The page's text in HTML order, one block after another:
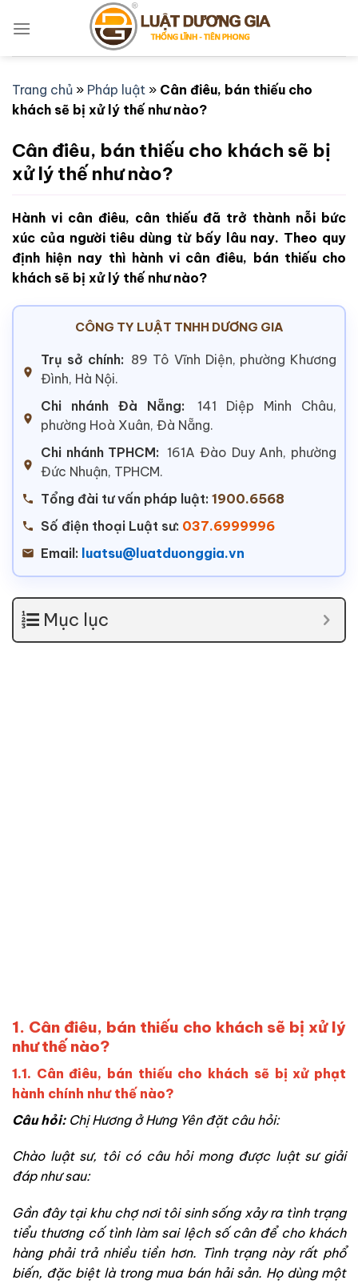
qua
Trang chủ » Pháp luật » Cân điêu, bán thiếu cho
khách sẽ bị xử lý thế như nào?
Cân điêu, bán thiếu cho khách sẽ bị
xử lý thế như nào?
Hành vi cân điêu, cân thiếu đã trở thành nỗi bức
xúc của người tiêu dùng từ bấy lâu nay. Theo quy
định hiện nay thì hành vi cân điêu, bán thiếu cho
khách sẽ bị xử lý thế như nào?
CÔNG TY LUẬT TNHH DƯƠNG GIA
Trụ sở chính: 89 Tô Vĩnh Diện, phường Khương
Đình, Hà Nội.
Chi nhánh Đà Nẵng:
141 Diệp Minh Châu,
phường Hoà Xuân, Đà Nẵng.
Chi nhánh TPHCM: 161A Đào Duy Anh, phường
Đức Nhuận, TPHCM.
Tổng đài tư vấn pháp luật: 1900.6568
Số điện thoại Luật sư: 037.6999996
Email: luatsu@luatduonggia.vn
Mục lục
1. Cân điêu, bán thiếu cho khách sẽ bị xử lý
nhưthế nào?
1.1. Cân điêu, bán thiếu cho khách sẽ bị xử phạt
hành chính như thế nào?
Câu hỏi: Chị Hương ở Hưng Yên đặt câu hỏi:
Chào luật sư, tôi có câu hỏi mong được luật sư giải
đáp như sau:
Gần đây tại khu chợ nơi tôi sinh sống xảy ra tình trạng
tiểu thương cố tình làm sai lệch số cân để cho khách
hàng phải trả nhiều tiền hơn. Tình trạng này rất phổ
biến, đặc biệt là trong mua bán hải sản. Họ dùng một